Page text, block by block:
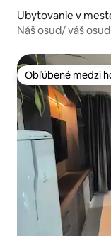
Ubytovanie v
Náš osud/ váš osud
Obľúbené medzi
Obľúbené medzi